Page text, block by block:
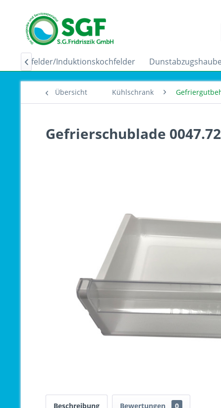
Ceranfelder/Induktionskochfelder

Übersicht Kühlschrank
Gefrierschublade
Beschreibung Bewertungen 0